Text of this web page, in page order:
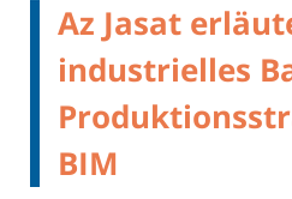
Az Jasat
industrielles
BIM